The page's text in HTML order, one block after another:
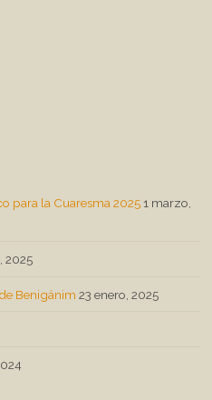
para la Cuaresma 2025 1 marzo,
2025
Benigánim 23 enero, 2025